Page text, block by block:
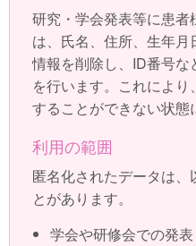
研究・学会発表等に患
は、氏名、住所、生年
情報を削除し、ID番号
を行います。これによ
することができない状態
利用の範囲
匿名化されたデータは
とがあります。
学会や研修会での発表